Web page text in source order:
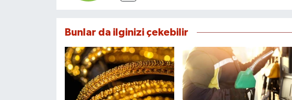
Bunlar da ilginizi çekebilir